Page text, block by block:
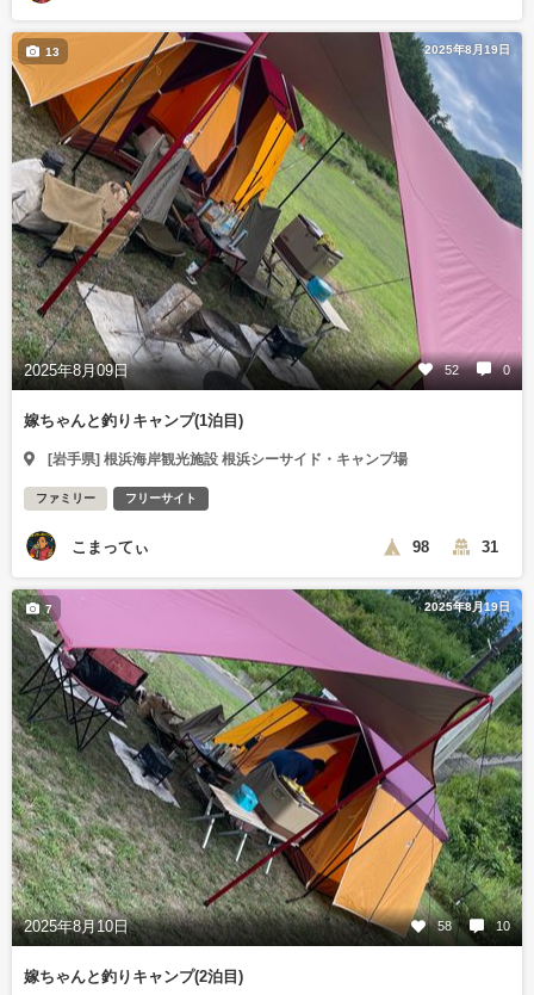
2025年8月19日
2025年8月09日 52 0
13
嫁ちゃんと釣りキャンプ(1泊目)
[岩手県] 根浜海岸観光施設 根浜シーサイド・キャンプ場
ファミリー フリーサイト
こまってぃ 98 31
2025年8月19日
2025年8月10日 58 10
7
嫁ちゃんと釣りキャンプ(2泊目)